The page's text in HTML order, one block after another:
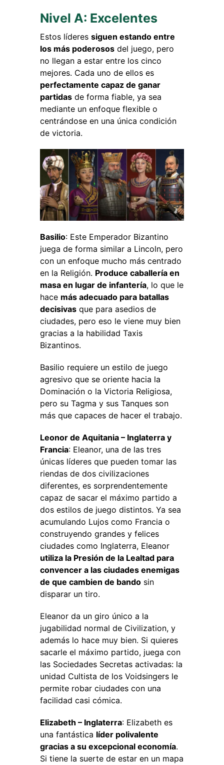
Nivel A: Excelentes
Estos líderes siguen estando entre
los más poderosos del juego, pero
no llegan a estar entre los cinco
mejores. Cada uno de ellos es
perfectamente capaz de ganar
partidas de forma fiable, ya sea
mediante un enfoque flexible o
centrándose en una única condición
de victoria.
Basilio: Este Emperador Bizantino
juega de forma similar a Lincoln, pero
con un enfoque mucho más centrado
en la Religión. Produce caballería en
masa en lugar de infantería, lo que le
hace más adecuado para batallas
decisivas que para asedios de
ciudades, pero eso le viene muy bien
gracias a la habilidad Taxis
Bizantinos.
Basilio requiere un estilo de juego
agresivo que se oriente hacia la
Dominación o la Victoria Religiosa,
pero su Tagma y sus Tanques son
más que capaces de hacer el trabajo.
Leonor de Aquitania – Inglaterra y
Francia: Eleanor, una de las tres
únicas líderes que pueden tomar las
riendas de dos civilizaciones
diferentes, es sorprendentemente
capaz de sacar el máximo partido a
dos estilos de juego distintos. Ya sea
acumulando Lujos como Francia o
construyendo grandes y felices
ciudades como Inglaterra, Eleanor
utiliza la Presión de la Lealtad para
convencer a las ciudades enemigas
de que cambien de bando sin
disparar un tiro.
Eleanor da un giro único a la
jugabilidad normal de Civilization, y
además lo hace muy bien. Si quieres
sacarle el máximo partido, juega con
las Sociedades Secretas activadas: la
unidad Cultista de los Voidsingers le
permite robar ciudades con una
facilidad casi cómica.
Elizabeth – Inglaterra: Elizabeth es
una fantástica líder polivalente
gracias a su excepcional economía.
Si tiene la suerte de estar en un mapa